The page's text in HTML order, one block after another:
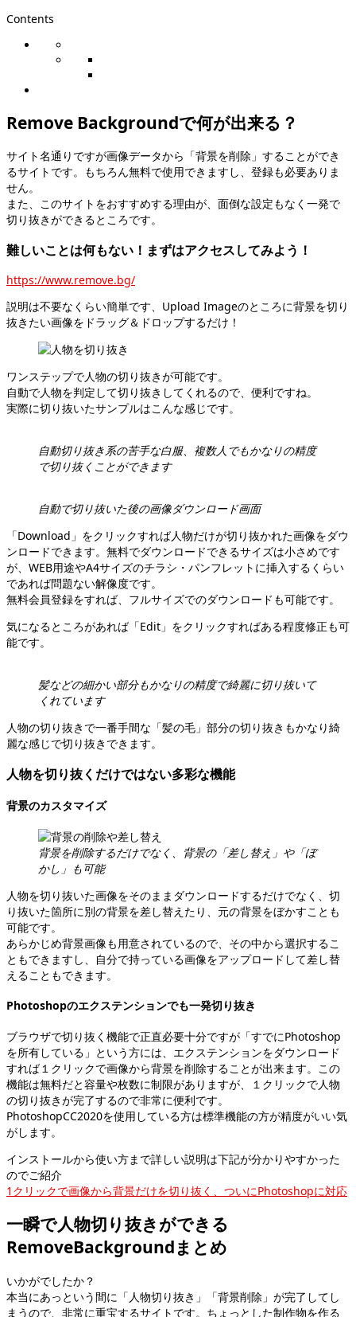
Contents
Remove Backgroundで何が出来る？
サイト名通りですが画像データから「背景を削除」することができ
るサイトです。もちろん無料で使用できますし、登録も必要ありま
せん。
また、このサイトをおすすめする理由が、面倒な設定もなく一発で
切り抜きができるところです。
難しいことは何もない！まずはアクセスしてみよう！
https://www.remove.bg/
説明は不要なくらい簡単です、Upload Imageのところに背景を切り
抜きたい画像をドラッグ＆ドロップするだけ！
ワンステップで人物の切り抜きが可能です。
自動で人物を判定して切り抜きしてくれるので、便利ですね。
実際に切り抜いたサンプルはこんな感じです。
自動切り抜き系の苦手な白服、複数人でもかなりの精度
で切り抜くことができます
自動で切り抜いた後の画像ダウンロード画面
「Download」をクリックすれば人物だけが切り抜かれた画像をダウ
ンロードできます。無料でダウンロードできるサイズは小さめです
が、WEB用途やA4サイズのチラシ・パンフレットに挿入するくらい
であれば問題ない解像度です。
無料会員登録をすれば、フルサイズでのダウンロードも可能です。
気になるところがあれば「Edit」をクリックすればある程度修正も可
能です。
髪などの細かい部分もかなりの精度で綺麗に切り抜いて
くれています
人物の切り抜きで一番手間な「髪の毛」部分の切り抜きもかなり綺
麗な感じで切り抜きできます。
人物を切り抜くだけではない多彩な機能
背景のカスタマイズ
背景を削除するだけでなく、背景の「差し替え」や「ぼ
かし」も可能
人物を切り抜いた画像をそのままダウンロードするだけでなく、切
り抜いた箇所に別の背景を差し替えたり、元の背景をぼかすことも
可能です。
あらかじめ背景画像も用意されているので、その中から選択するこ
ともできますし、自分で持っている画像をアップロードして差し替
えることもできます。
Photoshopのエクステンションでも一発切り抜き
ブラウザで切り抜く機能で正直必要十分ですが「すでにPhotoshop
を所有している」という方には、エクステンションをダウンロード
すれば１クリックで画像から背景を削除することが出来ます。この
機能は無料だと容量や枚数に制限がありますが、１クリックで人物
の切り抜きが完了するので非常に便利です。
PhotoshopCC2020を使用している方は標準機能の方が精度がいい気
がします。
インストールから使い方まで詳しい説明は下記が分かりやすかった
のでご紹介
1クリックで画像から背景だけを切り抜く、ついにPhotoshopに対応
一瞬で人物切り抜きができる
RemoveBackgroundまとめ
いかがでしたか？
本当にあっという間に「人物切り抜き」「背景削除」が完了してし
まうので、非常に重宝するサイトです。ちょっとした制作物を作る